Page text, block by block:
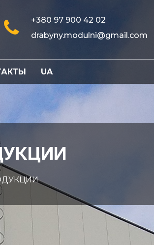
+380 97 900 42 02
drabyny.modulni@gmail.com
UA